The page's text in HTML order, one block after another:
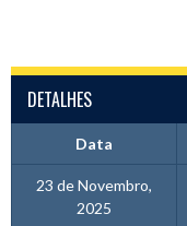
DETALHES
Data
23 de Novembro,
2025